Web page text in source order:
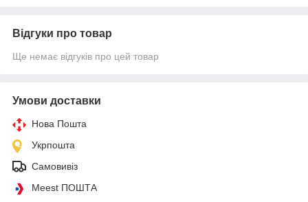
Відгуки про товар
Ще немає відгуків про цей товар
Умови доставки
Нова Пошта
Укрпошта
Самовивіз
Meest ПОШТА